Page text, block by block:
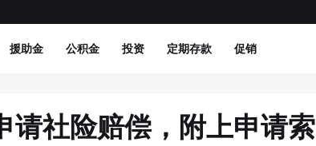
援助金 公积金 投资 定期存款 促销
请社险赔偿，附上申请索